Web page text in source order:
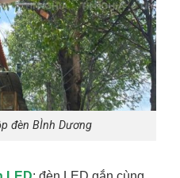
đèn BÌnh Dương